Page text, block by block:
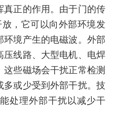
真正的作用。由于门的传
，它可以向外部环境发
境产生的电磁波。外部
线路、大型电机、电焊
些磁场会干扰正常检测
或少受到外部干扰。技
处理外部干扰以减少干